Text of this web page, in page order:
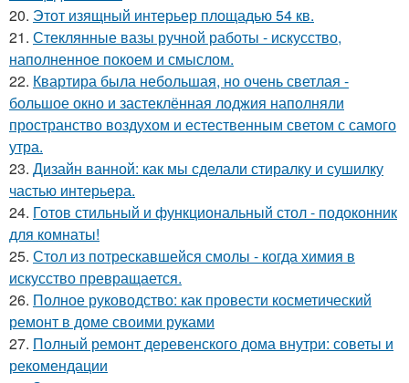
20. Этот изящный интерьер площадью 54 кв.
21. Стеклянные вазы ручной работы - искусство,
наполненное покоем и смыслом.
22. Квартира была небольшая, но очень светлая -
большое окно и застеклённая лоджия наполняли
пространство воздухом и естественным светом с самого
утра.
23. Дизайн ванной: как мы сделали стиралку и сушилку
частью интерьера.
24. Готов стильный и функциональный стол - подоконник
для комнаты!
25. Стол из потрескавшейся смолы - когда химия в
искусство превращается.
26. Полное руководство: как провести косметический
ремонт в доме своими руками
27. Полный ремонт деревенского дома внутри: советы и
рекомендации